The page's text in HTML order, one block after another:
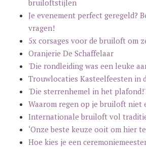
bruiloftstijlen
Je evenement perfect geregeld?
vragen!
5x corsages voor de bruiloft om
Oranjerie De Schaffelaar
'Die rondleiding was een leuke
Trouwlocaties Kasteelfeesten in
'Die sterrenhemel in het plafond!'
Waarom regen op je bruiloft niet
Internationale bruiloft vol
‘Onze beste keuze ooit om hier
Hoe kies je een